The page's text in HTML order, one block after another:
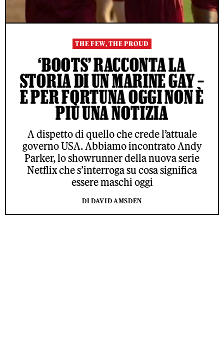
THE FEW, THE PROUD
‘BOOTS’ RACCONTA LA
STORIA DI UN MARINE GAY –
E PER FORTUNA OGGI NON È
PIÙ UNA NOTIZIA
A dispetto di quello che crede l’attuale
governo USA. Abbiamo incontrato Andy
Parker, lo showrunner della nuova serie
Netflix che s’interroga su cosa significa
essere maschi oggi
DI DAVID AMSDEN